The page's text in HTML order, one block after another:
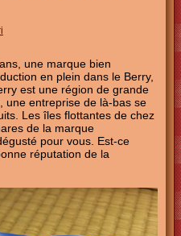
une marque bien
en plein dans le Berry,
est une région de grande
une entreprise de là-bas se
Les îles flottantes de chez
de la marque
pour vous. Est-ce
réputation de la